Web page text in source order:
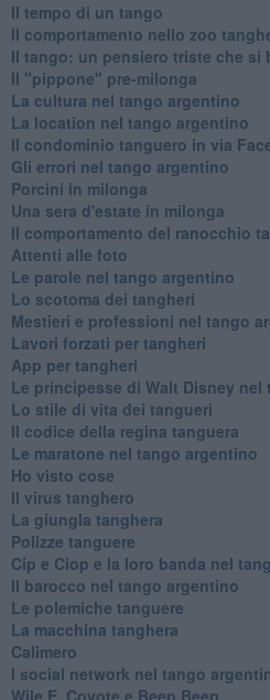
Il tempo di un tango
Il comportamento nello zoo
Il tango: un pensiero triste che si
Il "pippone" pre-milonga
La cultura nel tango argentino
La location nel tango argentino
Il condominio tanguero in via
Gli errori nel tango argentino
Porcini in milonga
Una sera d'estate in milonga
Il comportamento del ranocchio
Attenti alle foto
Le parole nel tango argentino
Lo scotoma dei tangheri
Mestieri e professioni nel tango
Lavori forzati per tangheri
App per tangheri
Le principesse di Walt Disney nel
Lo stile di vita dei tangueri
Il codice della regina tanguera
Le maratone nel tango argentino
Ho visto cose
Il virus tanghero
La giungla tanghera
Polizze tanguere
Cip e Ciop e la loro banda nel
Il barocco nel tango argentino
Le polemiche tanguere
La macchina tanghera
Calimero
​I social network nel tango
Wile E. Coyote e Beep Beep